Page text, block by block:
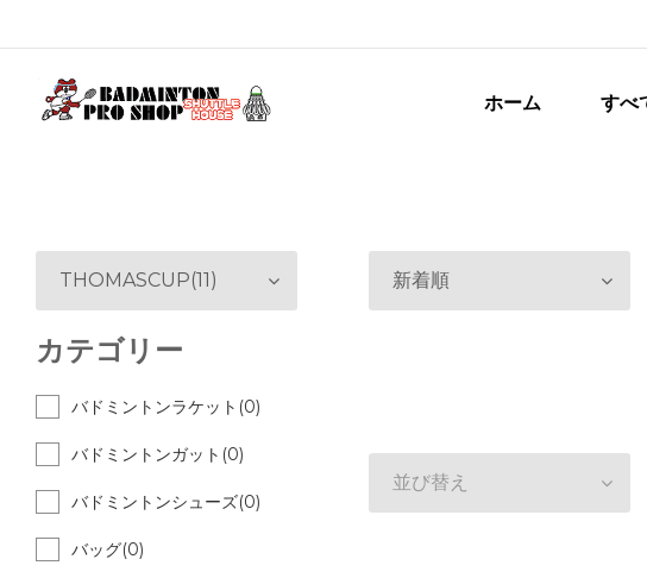
ホーム すべ
新着順
並び替え
THOMASCUP(11)
カテゴリー
バドミントンラケット(0)
バドミントンガット(0)
バドミントンシューズ(0)
バッグ(0)